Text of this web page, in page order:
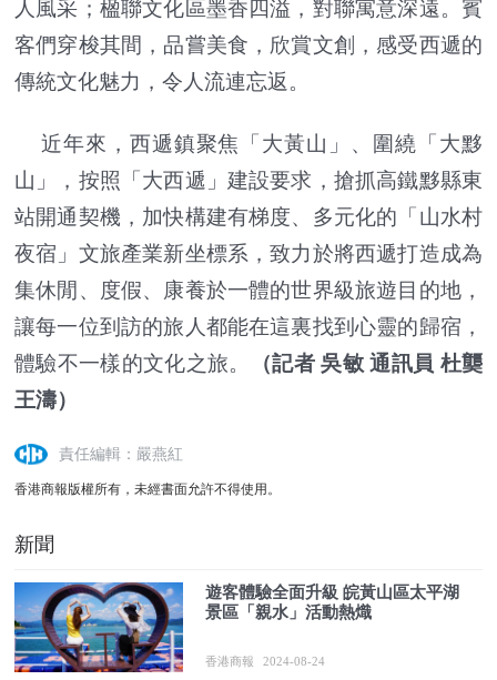
人風采；楹聯文化區墨香四溢，對聯寓意深遠。賓
客們穿梭其間，品嘗美食，欣賞文創，感受西遞的
傳統文化魅力，令人流連忘返。
近年來，西遞鎮聚焦「大黃山」、圍繞「大黟
山」，按照「大西遞」建設要求，搶抓高鐵黟縣東
站開通契機，加快構建有梯度、多元化的「山水村
夜宿」文旅產業新坐標系，致力於將西遞打造成為
集休閒、度假、康養於一體的世界級旅遊目的地，
讓每一位到訪的旅人都能在這裏找到心靈的歸宿，
體驗不一樣的文化之旅。
（記者 吳敏 通訊員 杜龑
王濤）
責任編輯：嚴燕紅
香港商報版權所有，未經書面允許不得使用。
新聞
遊客體驗全面升級 皖黃山區太平湖
景區「親水」活動熱熾
香港商報 2024-08-24